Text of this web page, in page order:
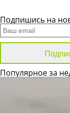
Подпишись на
Популярное за